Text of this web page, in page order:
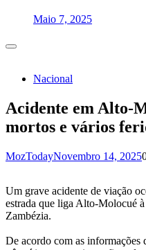
Maio 7, 2025
Nacional
Acidente em Alto-
mortos e vários
MozTodayNovembro 14, 2025
Um grave acidente de viação
estrada que liga Alto-Molocué
Zambézia.
De acordo com as